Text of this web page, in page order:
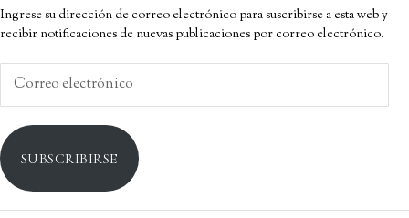
Ingrese su dirección de correo electrónico para suscribirse a esta web y
recibir notificaciones de nuevas publicaciones por correo electrónico.
electrónico
SUBSCRIBIRSE